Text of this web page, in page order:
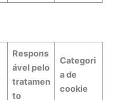
Respons
ável pelo
tratamen
to
Categori
a de
cookie